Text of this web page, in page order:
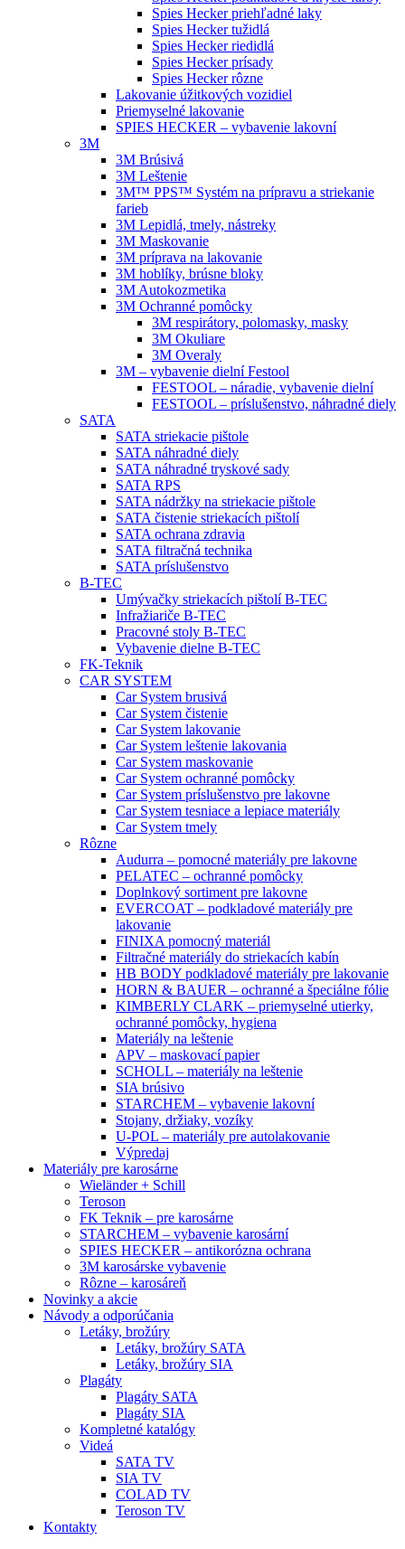
Spies Hecker priehľadné laky
Spies Hecker tužidlá
Spies Hecker riedidlá
Spies Hecker prísady
Spies Hecker rôzne
Lakovanie úžitkových vozidiel
Priemyselné lakovanie
SPIES HECKER – vybavenie lakovní
3M
3M Brúsivá
3M Leštenie
3M™ PPS™ Systém na prípravu a striekanie
farieb
3M Lepidlá, tmely, nástreky
3M Maskovanie
3M príprava na lakovanie
3M hoblíky, brúsne bloky
3M Autokozmetika
3M Ochranné pomôcky
3M respirátory, polomasky, masky
3M Okuliare
3M Overaly
3M – vybavenie dielní Festool
FESTOOL – náradie, vybavenie dielní
FESTOOL – príslušenstvo, náhradné diely
SATA
SATA striekacie pištole
SATA náhradné diely
SATA náhradné tryskové sady
SATA RPS
SATA nádržky na striekacie pištole
SATA čistenie striekacích pištolí
SATA ochrana zdravia
SATA filtračná technika
SATA príslušenstvo
B-TEC
Umývačky striekacích pištolí B-TEC
Infražiariče B-TEC
Pracovné stoly B-TEC
Vybavenie dielne B-TEC
FK-Teknik
CAR SYSTEM
Car System brusivá
Car System čistenie
Car System lakovanie
Car System leštenie lakovania
Car System maskovanie
Car System ochranné pomôcky
Car System príslušenstvo pre lakovne
Car System tesniace a lepiace materiály
Car System tmely
Rôzne
Audurra – pomocné materiály pre lakovne
PELATEC – ochranné pomôcky
Doplnkový sortiment pre lakovne
EVERCOAT – podkladové materiály pre
lakovanie
FINIXA pomocný materiál
Filtračné materiály do striekacích kabín
HB BODY podkladové materiály pre lakovanie
HORN & BAUER – ochranné a špeciálne fólie
KIMBERLY CLARK – priemyselné utierky,
ochranné pomôcky, hygiena
Materiály na leštenie
APV – maskovací papier
SCHOLL – materiály na leštenie
SIA brúsivo
STARCHEM – vybavenie lakovní
Stojany, držiaky, vozíky
U-POL – materiály pre autolakovanie
Výpredaj
Materiály pre karosárne
Wieländer + Schill
Teroson
FK Teknik – pre karosárne
STARCHEM – vybavenie karosární
SPIES HECKER – antikorózna ochrana
3M karosárske vybavenie
Rôzne – karosáreň
Novinky a akcie
Návody a odporúčania
Letáky, brožúry
Letáky, brožúry SATA
Letáky, brožúry SIA
Plagáty
Plagáty SATA
Plagáty SIA
Kompletné katalógy
Videá
SATA TV
SIA TV
COLAD TV
Teroson TV
Kontakty